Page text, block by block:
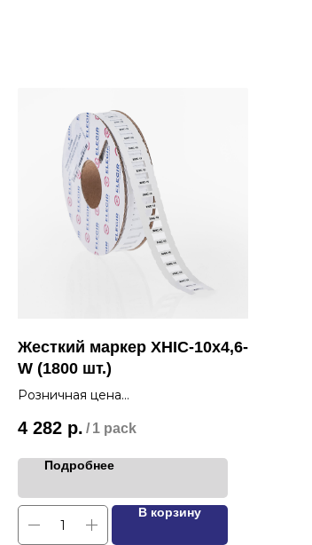
Жесткий маркер XHIC-10x4,6-
W (1800 шт.)
Розничная цена
4 282 р. / 1 pack
Подробнее
В корзину